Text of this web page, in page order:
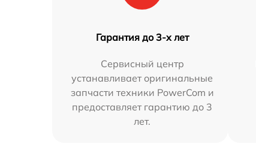
Гарантия до 3-х лет
Сервисный центр
устанавливает оригинальные
запчасти техники PowerCom и
предоставляет гарантию до 3
лет.